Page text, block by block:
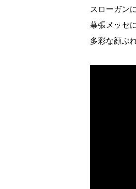
スローガン
幕張メッセ
多彩な顔ぶ